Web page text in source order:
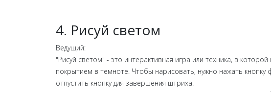
4. Рисуй светом
Ведущий:
"Рисуй светом" - это интерактивная игра или техника, в
покрытием в темноте. Чтобы нарисовать, нужно нажать кнопку
отпустить кнопку для завершения штриха.